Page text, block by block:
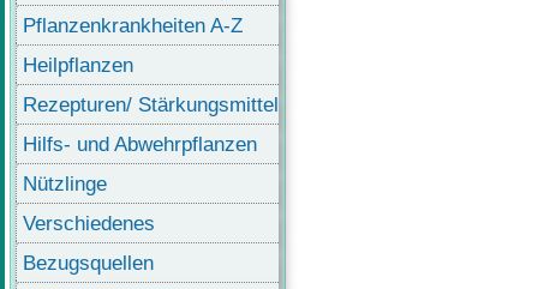
Pflanzenkrankheiten A-Z
Heilpflanzen
Rezepturen/ Stärkungsmittel
Hilfs- und Abwehrpflanzen
Nützlinge
Verschiedenes
Bezugsquellen